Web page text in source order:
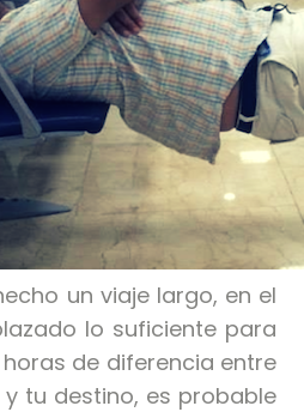
un viaje largo, en el
lo suficiente para
de diferencia entre
tu destino, es probable